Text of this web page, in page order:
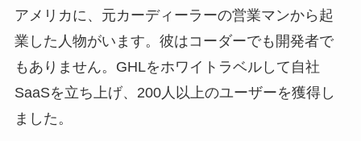
アメリカに、元カーディーラーの営業マンから起
業した人物がいます。彼はコーダーでも開発者で
もありません。GHLをホワイトラベルして自社
SaaSを立ち上げ、200人以上のユーザーを獲得し
ました。